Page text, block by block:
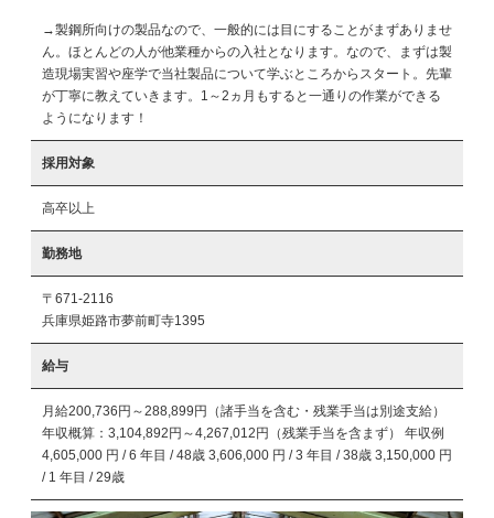
→製鋼所向けの製品なので、一般的には目にすることがまずありませ
ん。ほとんどの人が他業種からの入社となります。なので、まずは製
造現場実習や座学で当社製品について学ぶところからスタート。先輩
が丁寧に教えていきます。1～2ヵ月もすると一通りの作業ができる
ようになります！
採用対象
高卒以上
勤務地
〒671-2116
兵庫県姫路市夢前町寺1395
給与
月給200,736円～288,899円（諸手当を含む・残業手当は別途支給）
年収概算：3,104,892円～4,267,012円（残業手当を含まず） 年収例
4,605,000 円 / 6 年目 / 48歳 3,606,000 円 / 3 年目 / 38歳 3,150,000 円
/ 1 年目 / 29歳